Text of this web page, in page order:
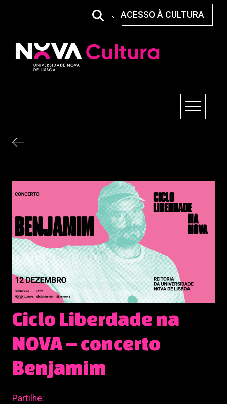
ACESSO À CULTURA
Ciclo Liberdade na
NOVA – concerto
Benjamim
Partilhe: